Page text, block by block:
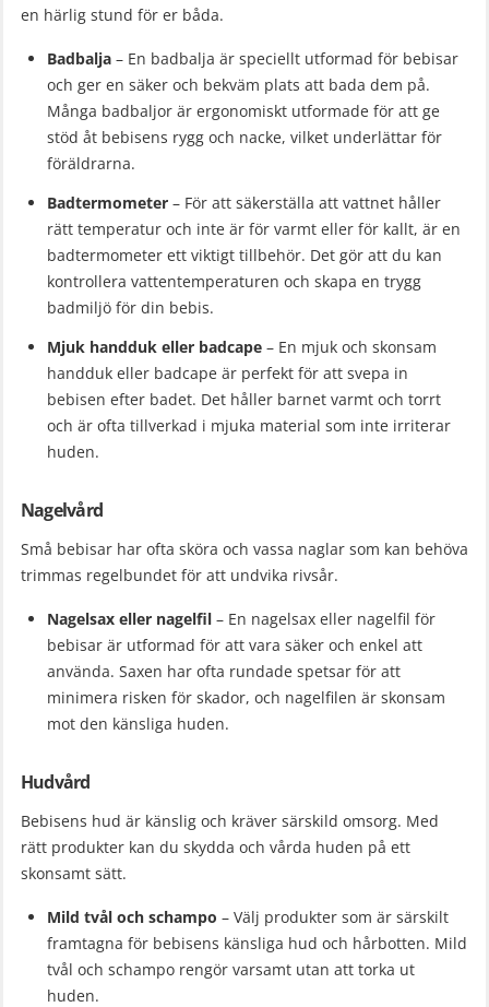
en härlig stund för er båda.
Badbalja – En badbalja är speciellt utformad för bebisar
och ger en säker och bekväm plats att bada dem på.
Många badbaljor är ergonomiskt utformade för att ge
stöd åt bebisens rygg och nacke, vilket underlättar för
föräldrarna.
Badtermometer – För att säkerställa att vattnet håller
rätt temperatur och inte är för varmt eller för kallt, är en
badtermometer ett viktigt tillbehör. Det gör att du kan
kontrollera vattentemperaturen och skapa en trygg
badmiljö för din bebis.
Mjuk handduk eller badcape – En mjuk och skonsam
handduk eller badcape är perfekt för att svepa in
bebisen efter badet. Det håller barnet varmt och torrt
och är ofta tillverkad i mjuka material som inte irriterar
huden.
Nagelvård
Små bebisar har ofta sköra och vassa naglar som kan behöva
trimmas regelbundet för att undvika rivsår.
Nagelsax eller nagelfil – En nagelsax eller nagelfil för
bebisar är utformad för att vara säker och enkel att
använda. Saxen har ofta rundade spetsar för att
minimera risken för skador, och nagelfilen är skonsam
mot den känsliga huden.
Hudvård
Bebisens hud är känslig och kräver särskild omsorg. Med
rätt produkter kan du skydda och vårda huden på ett
skonsamt sätt.
Mild tvål och schampo – Välj produkter som är särskilt
framtagna för bebisens känsliga hud och hårbotten. Mild
tvål och schampo rengör varsamt utan att torka ut
huden.